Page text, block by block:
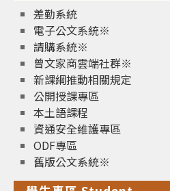
差勤系統
電子公文系統※
請購系統※
曾文家商雲端社群※
新課綱推動相關規定
公開授課專區
本土語課程
資通安全維護專區
ODF專區
舊版公文系統※